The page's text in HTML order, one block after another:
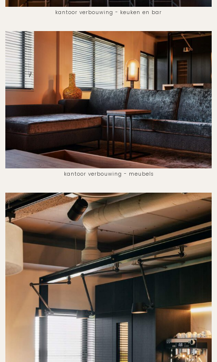
kantoor verbouwing - keuken en bar
kantoor verbouwing - meubels